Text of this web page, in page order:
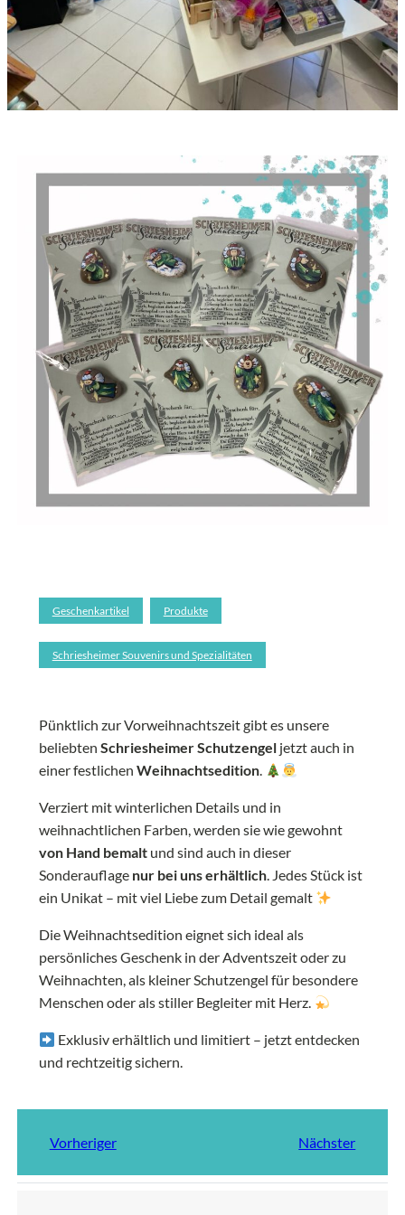
Geschenkartikel Produkte
Schriesheimer Souvenirs und Spezialitäten
Pünktlich zur Vorweihnachtszeit gibt es unsere
beliebten Schriesheimer Schutzengeljetzt auch in
einer festlichen Weihnachtsedition.
Verziert mit winterlichen Details und in
weihnachtlichen Farben, werden sie wie gewohnt
von Hand bemaltund sind auch in dieser
Sonderauflage nur bei uns erhältlich. Jedes Stück ist
ein Unikat – mit viel Liebe zum Detail gemalt
Die Weihnachtsedition eignet sich ideal als
persönliches Geschenk in der Adventszeit oder zu
Weihnachten, als kleiner Schutzengel für besondere
Menschen oder als stiller Begleiter mit Herz.
Exklusiv erhältlich und limitiert – jetzt entdecken
und rechtzeitig sichern.
Vorheriger Nächster